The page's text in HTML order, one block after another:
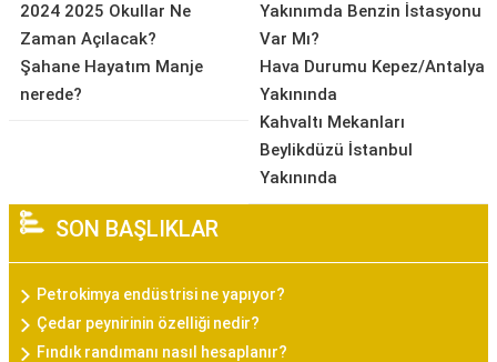
2024 2025 Okullar Ne
Zaman Açılacak?
Şahane Hayatım Manje
nerede?
Yakınımda Benzin İstasyonu
Var Mı?
Hava Durumu Kepez/Antalya
Yakınında
Kahvaltı Mekanları
Beylikdüzü İstanbul
Yakınında
SON BAŞLIKLAR
Petrokimya endüstrisi ne yapıyor?
Çedar peynirinin özelliği nedir?
Fındık randımanı nasıl hesaplanır?